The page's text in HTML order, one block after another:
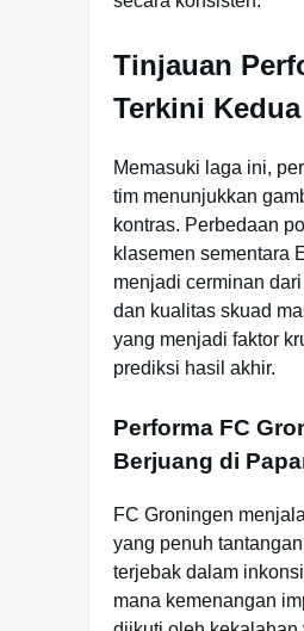
Tinjauan
Terkini
Memasuki laga ini,
tim menunjukkan
kontras. Perbedaan
klasemen sementara
menjadi cerminan
dan kualitas skuad
yang menjadi faktor
prediksi hasil akhir.
Performa FC
Berjuang di
FC Groningen
yang penuh
terjebak dalam
mana kemenangan